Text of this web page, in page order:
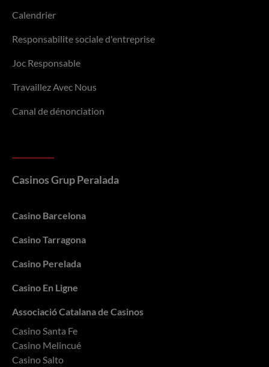
Calendrier
Responsabilite sociale d'entreprise
Joc Responsable
Travaillez Avec Nous
Canal de dénonciation
Casinos Grup Peralada
Casino Barcelona
Casino Tarragona
Casino Perelada
Casino En Ligne
Associació Catalana de Casinos
Casino Santa Fe
Casino Melincué
Casino Salto